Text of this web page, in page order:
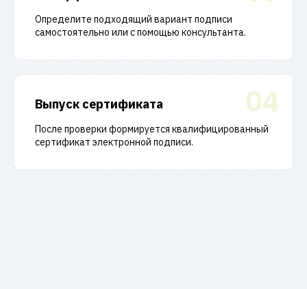
Определите подходящий вариант подписи
самостоятельно или с помощью консультанта.
04
Выпуск сертификата
После проверки формируется квалифицированный
сертификат электронной подписи.